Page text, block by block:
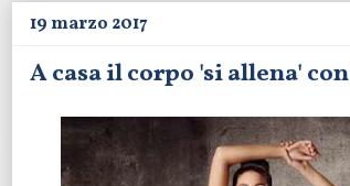
19 marzo 2017
A casa il corpo 'si allena'